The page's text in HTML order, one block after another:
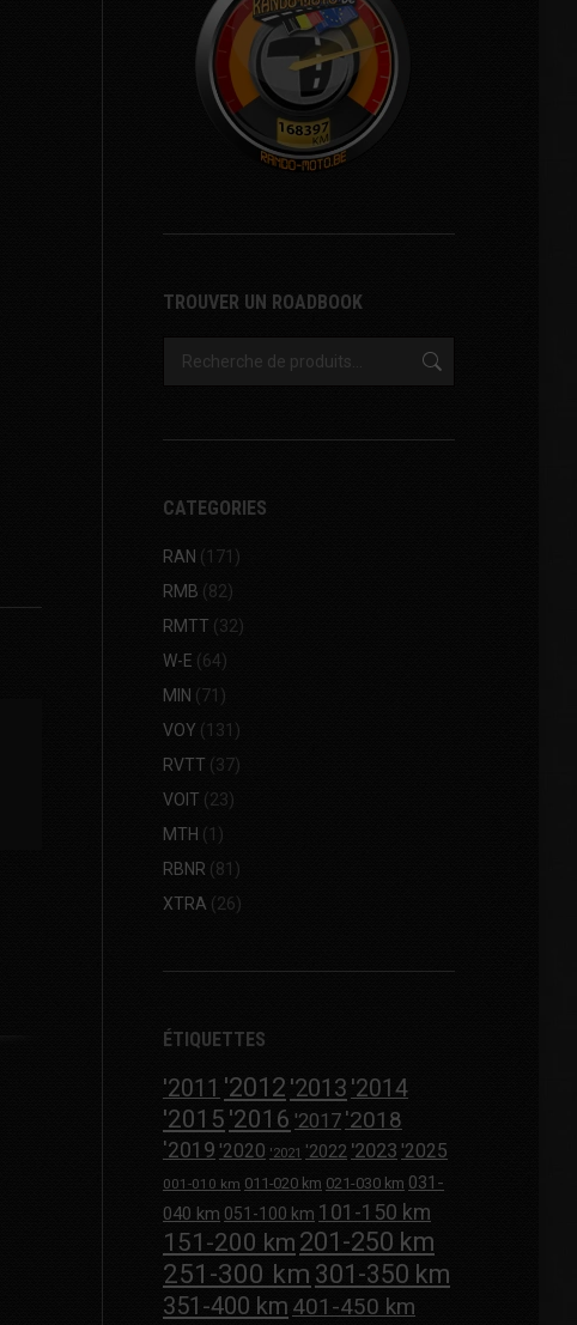
TROUVER UN ROADBOOK
CATEGORIES
RAN (171)
RMB (82)
RMTT (32)
W-E (64)
MIN (71)
VOY (131)
RVTT (37)
VOIT (23)
MTH (1)
RBNR (81)
XTRA (26)
ÉTIQUETTES
'2011 '2012 '2013 '2014
'2015 '2016 '2017 '2018
'2019 '2020 '2021 '2022 '2023 '2025
001-010 km 011-020 km 021-030 km 031-
040 km 051-100 km 101-150 km
151-200 km 201-250 km
251-300 km 301-350 km
351-400 km 401-450 km